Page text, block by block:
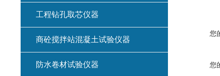
您
您
工程钻孔取芯仪器
商砼搅拌站混凝土试验仪器
防水卷材试验仪器